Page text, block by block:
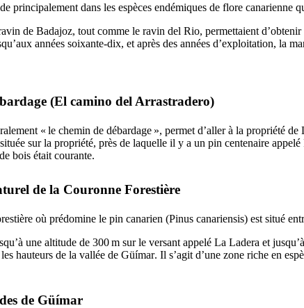
principalement dans les espèces endémiques de flore canarienne
de Badajoz, tout comme le ravin del Rio, permettaient
années soixante-dix, et après des années d’exploitation, la
(El camino del Arrastradero)
« le chemin de débardage », permet d’aller à la propriété de
sur la propriété, près de laquelle il y a un pin centenaire appelé
bois était courante.
de la Couronne Forestière
où prédomine le pin canarien (Pinus canariensis) est situé
une altitude de 300 m sur le versant appelé La Ladera et
hauteurs de la vallée de Güímar. Il s’agit d’une zone riche en
de Güímar